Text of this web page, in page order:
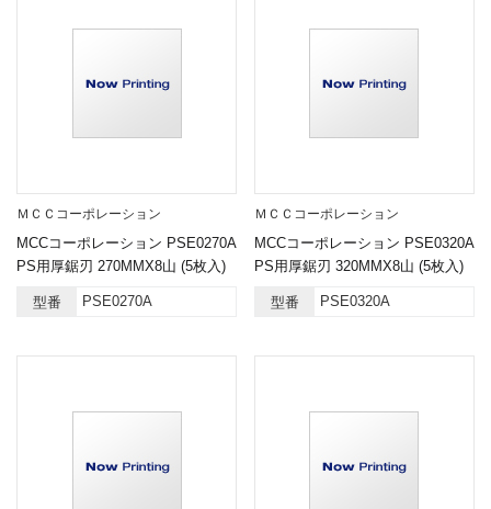
ＭＣＣコーポレーション
MCCコーポレーション PSE0270A
PS用厚鋸刃 270MMX8山 (5枚入)
型番 PSE0270A
ＭＣＣコーポレーション
MCCコーポレーション PSE0320A
PS用厚鋸刃 320MMX8山 (5枚入)
型番 PSE0320A